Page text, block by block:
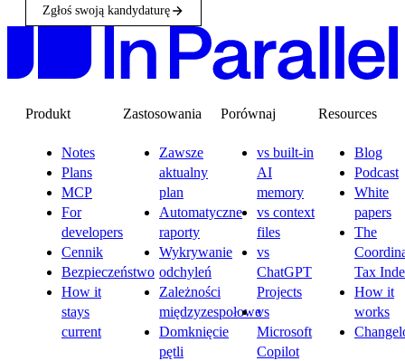
Zgłoś swoją kandydaturę
Produkt
Notes
Plans
MCP
For
developers
Cennik
Bezpieczeństwo
How it
stays
current
Zastosowania
Zawsze
aktualny
plan
Automatyczne
raporty
Wykrywanie
odchyleń
Zależności
międzyzespołowe
Domknięcie
pętli
Porównaj
vs built-in
AI
memory
vs context
files
vs
ChatGPT
Projects
vs
Microsoft
Copilot
Resources
Blog
Podcast
White
papers
The
Tax
How it
works